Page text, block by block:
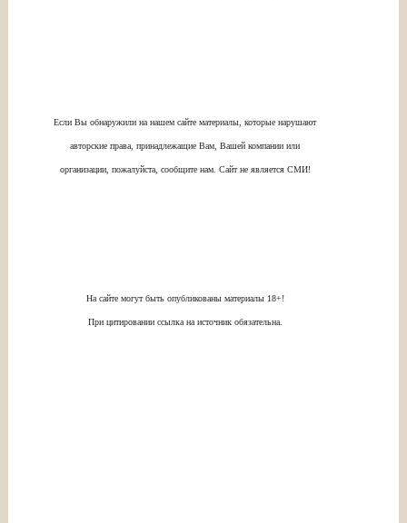
Если Вы обнаружили на нашем сайте материалы, которые нарушают
авторские права, принадлежащие Вам, Вашей компании или
организации, пожалуйста, сообщите нам. Сайт не является СМИ!
На сайте могут быть опубликованы материалы 18+!
При цитировании ссылка на источник обязательна.